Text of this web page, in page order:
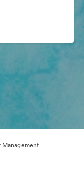
Management